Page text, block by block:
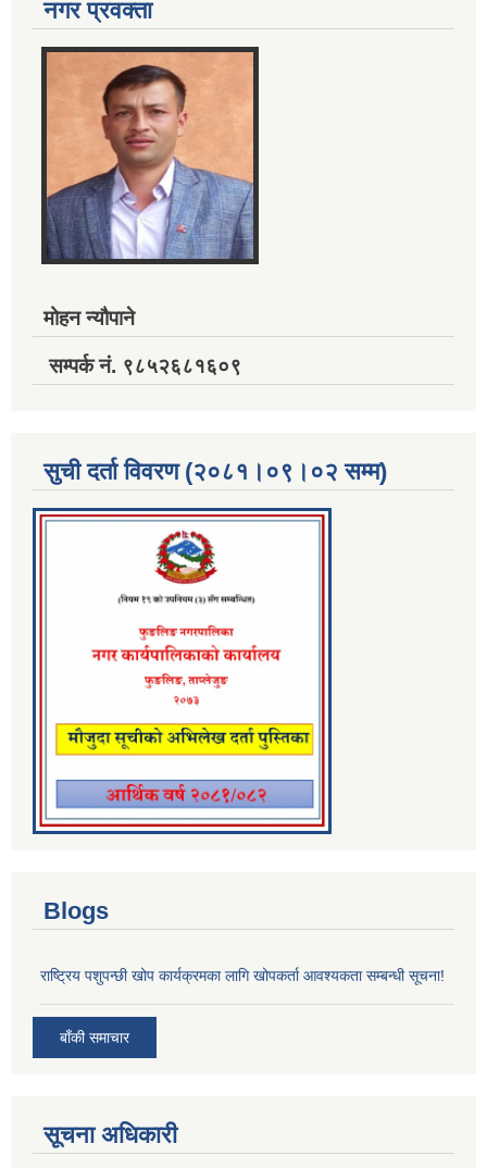
नगर प्रवक्ता
मोहन न्यौपाने
सम्पर्क नं. ९८५२६८१६०९
सुची दर्ता विवरण (२०८१।०९।०२ सम्म)
Blogs
राष्ट्रिय पशुपन्छी खोप कार्यक्रमका लागि खोपकर्ता आवश्यकता सम्बन्धी सूचना!
बाँकी समाचार
सूचना अधिकारी